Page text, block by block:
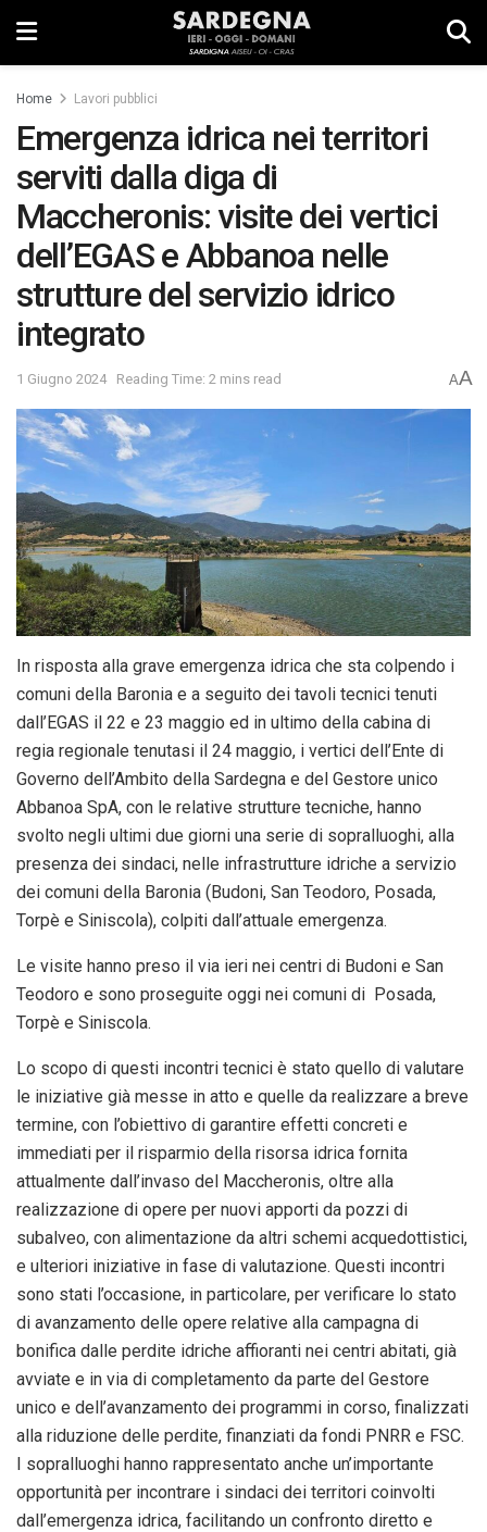
Home Lavori pubblici
Emergenza idrica nei territori
serviti dalla diga di
Maccheronis: visite dei vertici
dell’EGAS e Abbanoa nelle
strutture del servizio idrico
integrato
1 Giugno 2024 Reading Time: 2 mins read AA
In risposta alla grave emergenza idrica che sta colpendo i
comuni della Baronia e a seguito dei tavoli tecnici tenuti
dall’EGAS il 22 e 23 maggio ed in ultimo della cabina di
regia regionale tenutasi il 24 maggio, i vertici dell’Ente di
Governo dell’Ambito della Sardegna e del Gestore unico
Abbanoa SpA, con le relative strutture tecniche, hanno
svolto negli ultimi due giorni una serie di sopralluoghi, alla
presenza dei sindaci, nelle infrastrutture idriche a servizio
dei comuni della Baronia (Budoni, San Teodoro, Posada,
Torpè e Siniscola), colpiti dall’attuale emergenza.
Le visite hanno preso il via ieri nei centri di Budoni e San
Teodoro e sono proseguite oggi nei comuni di Posada,
Torpè e Siniscola.
Lo scopo di questi incontri tecnici è stato quello di valutare
le iniziative già messe in atto e quelle da realizzare a breve
termine, con l’obiettivo di garantire effetti concreti e
immediati per il risparmio della risorsa idrica fornita
attualmente dall’invaso del Maccheronis, oltre alla
realizzazione di opere per nuovi apporti da pozzi di
subalveo, con alimentazione da altri schemi acquedottistici,
e ulteriori iniziative in fase di valutazione. Questi incontri
sono stati l’occasione, in particolare, per verificare lo stato
di avanzamento delle opere relative alla campagna di
bonifica dalle perdite idriche affioranti nei centri abitati, già
avviate e in via di completamento da parte del Gestore
unico e dell’avanzamento dei programmi in corso, finalizzati
alla riduzione delle perdite, finanziati da fondi PNRR e FSC.
I sopralluoghi hanno rappresentato anche un’importante
opportunità per incontrare i sindaci dei territori coinvolti
dall’emergenza idrica, facilitando un confronto diretto e